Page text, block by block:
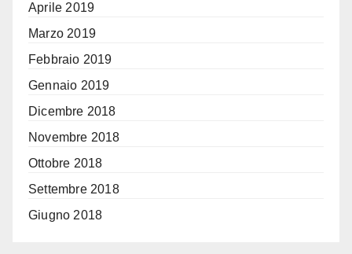
Aprile 2019
Marzo 2019
Febbraio 2019
Gennaio 2019
Dicembre 2018
Novembre 2018
Ottobre 2018
Settembre 2018
Giugno 2018